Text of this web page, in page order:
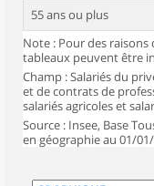
55 ans ou plus
Note : Pour des
tableaux peuvent être
Champ : Salariés du
et de contrats de
salariés agricoles et
Source : Insee, Base
en géographie au 01/